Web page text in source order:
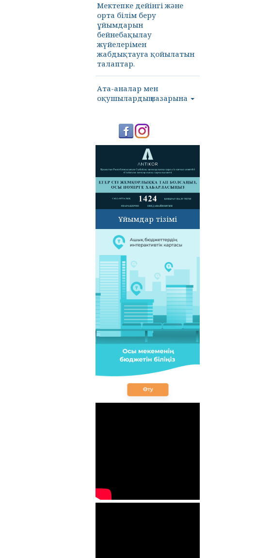
Мектепке дейінгі және
орта білім беру
ұйымдарын
бейнебақылау
жүйелерімен
жабдықтауға қойылатын
талаптар.
Ата-аналар мен
оқушылардың назарына
Ұйымдар тізімі